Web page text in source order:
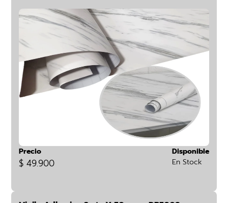
Precio
$ 49.900
Disponible
En Stock